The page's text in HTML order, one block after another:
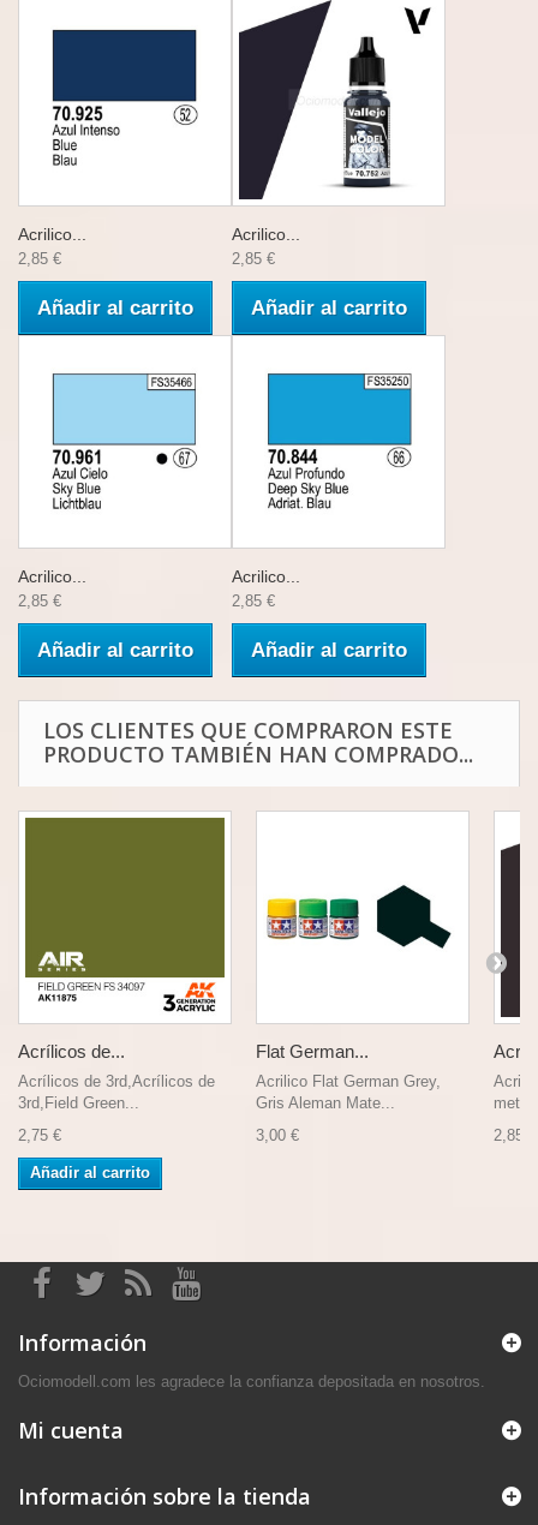
Acrilico...
2,85 €
Añadir al carrito
Acrilico...
2,85 €
Añadir al carrito
Acrilico...
2,85 €
Añadir al carrito
Acrilico...
2,85 €
Añadir al carrito
LOS CLIENTES QUE COMPRARON ESTE
PRODUCTO TAMBIÉN HAN COMPRADO...
Acrílicos de...
Acrílicos de 3rd,Acrílicos de
3rd,Field Green...
2,75 €
Añadir al carrito
Flat German...
Acrilico Flat German Grey,
Gris Aleman Mate...
3,00 €
2,85 €
Información
Ociomodell.com les agradece la confianza depositada en nosotros.
Mi cuenta
Información sobre la tienda